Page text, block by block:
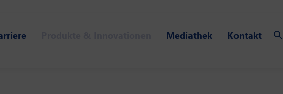
Mediathek Kontakt